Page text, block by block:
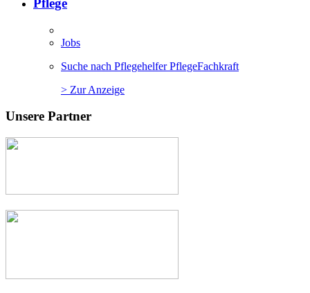
Pflege
Jobs
Suche nach Pflegehelfer PflegeFachkraft
> Zur Anzeige
Unsere Partner